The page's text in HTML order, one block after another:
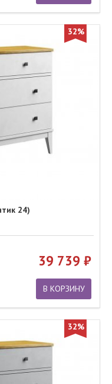
32%
24)
39 739
В КОРЗИНУ
32%